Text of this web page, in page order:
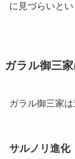
に見づらいとい
ガラル御三
ガラル御三家
サルノリ進化